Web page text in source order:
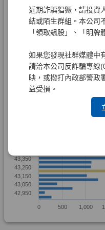
近期詐騙猖獗，請投資
結或陌生群組。本公司
「領取飆股」、「明牌
如果您發現社群媒體中
請洽本公司反詐騙專線
映，或撥打內政部警政
益受損。